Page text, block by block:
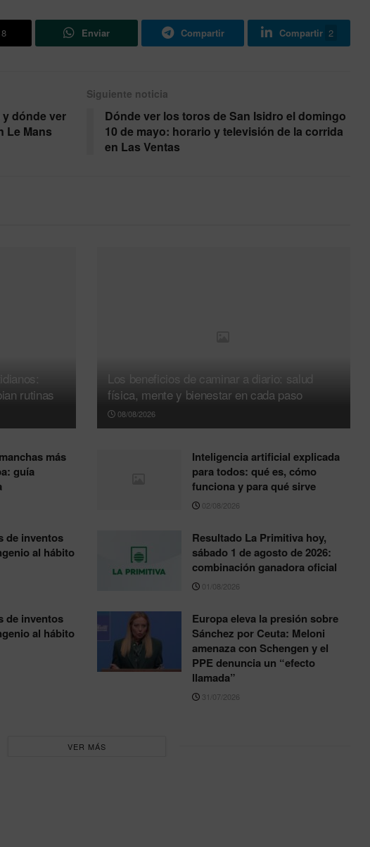
8 Enviar Compartir Compartir 2
y dónde ver
Le Mans
Siguiente noticia
Dónde ver los toros de San Isidro el domingo
10 de mayo: horario y televisión de la corrida
en Las Ventas
rutinas
Los beneficios de caminar a diario: salud
física, mente y bienestar en cada paso
08/08/2026
más
guía
Inteligencia artificial explicada
para todos: qué es, cómo
funciona y para qué sirve
02/08/2026
de inventos
al hábito
Resultado La Primitiva hoy,
sábado 1 de agosto de 2026:
combinación ganadora oficial
01/08/2026
de inventos
al hábito
Europa eleva la presión sobre
Sánchez por Ceuta: Meloni
amenaza con Schengen y el
PPE denuncia un “efecto
llamada”
31/07/2026
VER MÁS